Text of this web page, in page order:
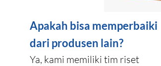
Apakah bisa memperbaiki
dari produsen lain?
Ya, kami memiliki tim riset